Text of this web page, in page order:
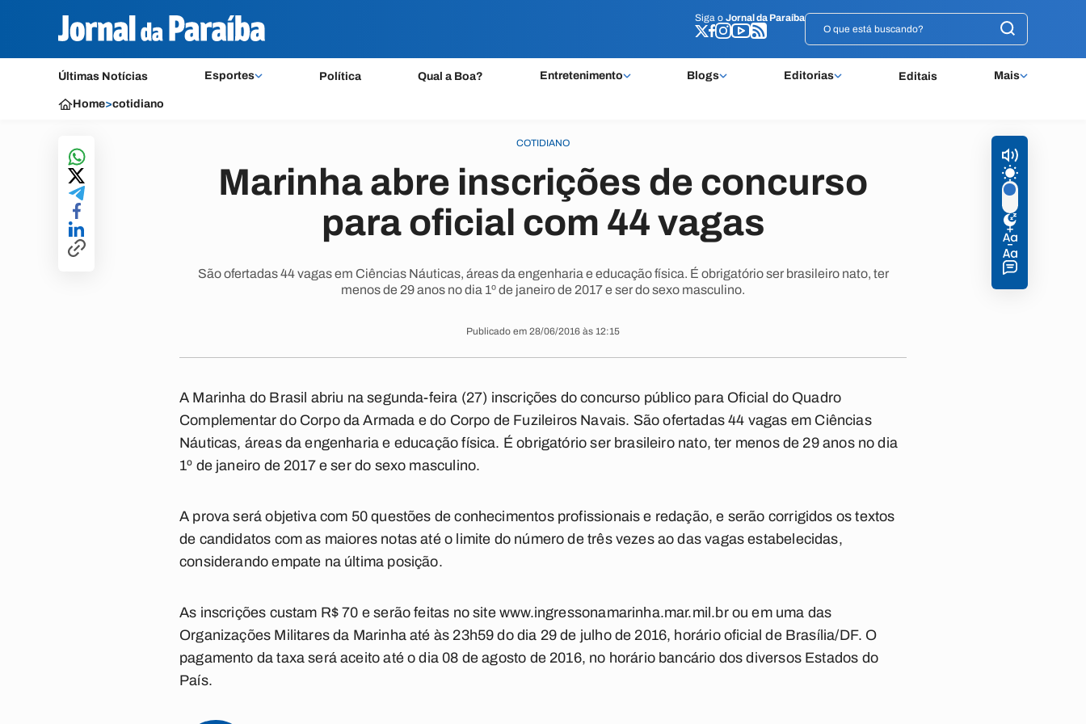
Siga o Jornal da Paraíba
Últimas Notícias Esportes Política Qual a Boa? Entretenimento Blogs Editorias Editais Mais
Siga o Jornal da Paraíba
Home>cotidiano
COTIDIANO
Marinha abre inscrições de concurso
para oficial com 44 vagas
São ofertadas 44 vagas em Ciências Náuticas, áreas da engenharia e educação física. É obrigatório ser brasileiro nato, ter
menos de 29 anos no dia 1º de janeiro de 2017 e ser do sexo masculino.
Publicado em 28/06/2016 às 12:15
A Marinha do Brasil abriu na segunda-feira (27) inscrições do concurso público para Oficial do Quadro
Complementar do Corpo da Armada e do Corpo de Fuzileiros Navais. São ofertadas 44 vagas em Ciências
Náuticas, áreas da engenharia e educação física. É obrigatório ser brasileiro nato, ter menos de 29 anos no dia
1º de janeiro de 2017 e ser do sexo masculino.
A prova será objetiva com 50 questões de conhecimentos profissionais e redação, e serão corrigidos os textos
de candidatos com as maiores notas até o limite do número de três vezes ao das vagas estabelecidas,
considerando empate na última posição.
As inscrições custam R$ 70 e serão feitas no site www.ingressonamarinha.mar.mil.br ou em uma das
Organizações Militares da Marinha até às 23h59 do dia 29 de julho de 2016, horário oficial de Brasília/DF. O
pagamento da taxa será aceito até o dia 08 de agosto de 2016, no horário bancário dos diversos Estados do
País.